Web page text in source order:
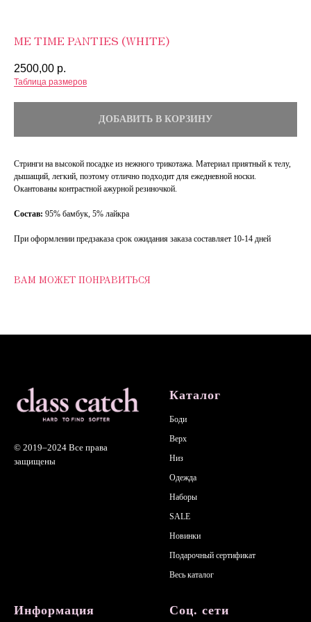
ME TIME PANTIES (WHITE)
2500,00 р.
Таблица размеров
ДОБАВИТЬ В КОРЗИНУ
Стринги на высокой посадке из нежного трикотажа. Материал приятный к телу,
дышащий, легкий, поэтому отлично подходит для ежедневной носки.
Окантованы контрастной ажурной резиночкой.
Состав: 95% бамбук, 5% лайкра
При оформлении предзаказа срок ожидания заказа составляет 10-14 дней
ВАМ МОЖЕТ ПОНРАВИТЬСЯ
© 2019–2024 Все права
защищены
Каталог
Боди
Верх
Низ
Одежда
Наборы
SALE
Новинки
Подарочный сертификат
Весь каталог
Информация Соц. сети